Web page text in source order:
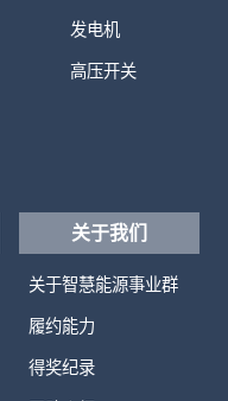
发电机
高压开关
关于我们
关于智慧能源事业群
履约能力
得奖纪录